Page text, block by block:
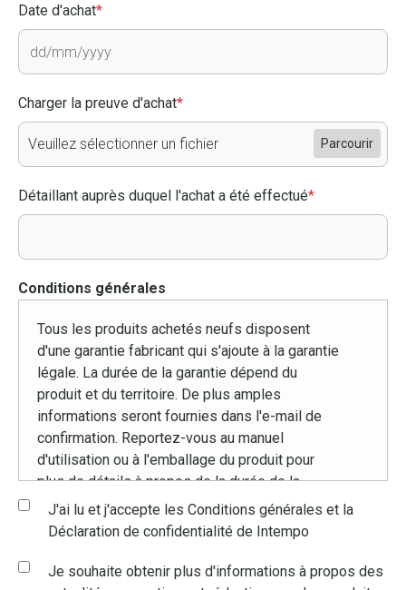
Date d'achat*
Charger la preuve d'achat*
Parcourir
Veuillez sélectionner un fichier
Détaillant auprès duquel l'achat a été effectué*
Conditions générales
Tous les produits achetés neufs disposent
d'une garantie fabricant qui s'ajoute à la garantie
légale. La durée de la garantie dépend du
produit et du territoire. De plus amples
informations seront fournies dans l'e-mail de
confirmation. Reportez-vous au manuel
d'utilisation ou à l'emballage du produit pour
plus de détails à propos de la durée de la
garantie et pour trouver les coordonnées. Ceci
n'est applicable que si les produits ont été
leur utilisation domestique prévue.
J'ai lu et j'accepte les Conditions générales et la
Déclaration de confidentialité de Intempo
Je souhaite obtenir plus d'informations à propos des